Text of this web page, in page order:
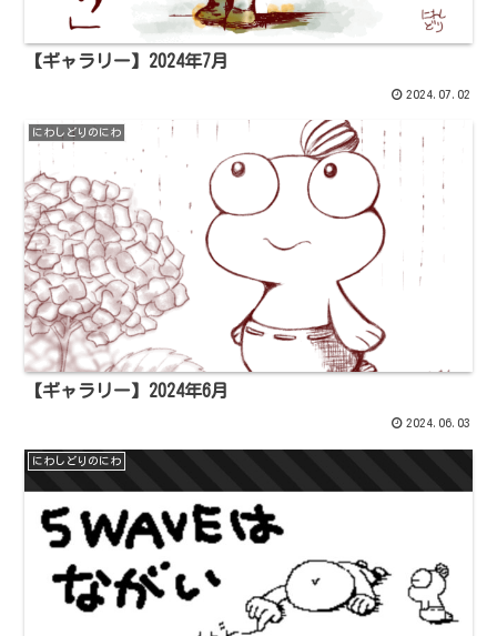
【ギャラリー】2024年7月
2024.07.02
にわしどりのにわ
【ギャラリー】2024年6月
2024.06.03
にわしどりのにわ